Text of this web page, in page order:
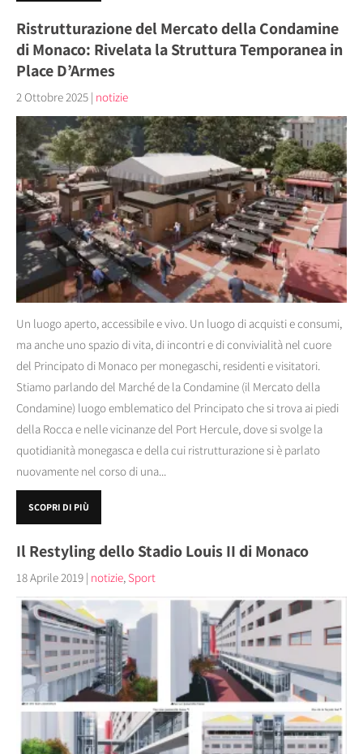
Ristrutturazione del Mercato della Condamine
di Monaco: Rivelata la Struttura Temporanea in
Place D’Armes
2 Ottobre 2025 | notizie
Un luogo aperto, accessibile e vivo. Un luogo di acquisti e consumi,
ma anche uno spazio di vita, di incontri e di convivialità nel cuore
del Principato di Monaco per monegaschi, residenti e visitatori.
Stiamo parlando del Marché de la Condamine (il Mercato della
Condamine) luogo emblematico del Principato che si trova ai piedi
della Rocca e nelle vicinanze del Port Hercule, dove si svolge la
quotidianità monegasca e della cui ristrutturazione si è parlato
nuovamente nel corso di una...
SCOPRI DI PIÙ
Il Restyling dello Stadio Louis II di Monaco
18 Aprile 2019 | notizie, Sport